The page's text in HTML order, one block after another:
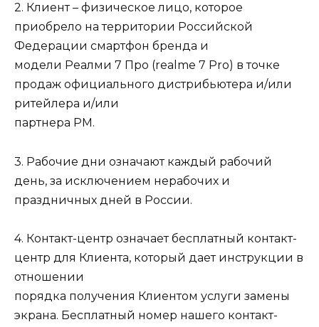
2. Клиент – физическое лицо, которое
приобрело на территории Российской
Федерации смартфон бренда и
модели Реалми 7 Про (realme 7 Pro) в точке
продаж официального дистрибьютера и/или
ритейлера и/или
партнера РМ.
3. Рабочие дни означают каждый рабочий
день, за исключением нерабочих и
праздничных дней в России.
4. Контакт-центр означает бесплатный контакт-
центр для Клиента, который дает инструкции в
отношении
порядка получения Клиентом услуги замены
экрана. Бесплатный номер нашего контакт-